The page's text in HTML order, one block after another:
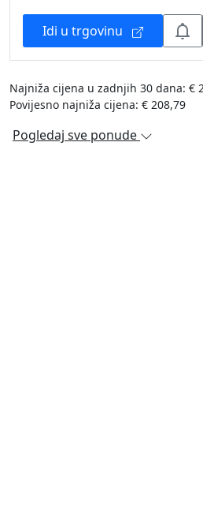
Idi u trgovinu
Najniža cijena u zadnjih 30 dana: €
Povijesno najniža cijena: € 208,79
Pogledaj sve ponude